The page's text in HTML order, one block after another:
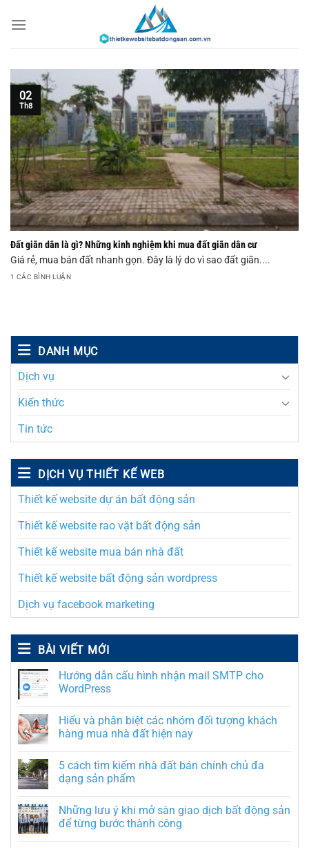
đến
DANH MỤC
Dịch vụ
Kiến thức
Tin tức
DỊCH VỤ THIẾT KẾ WEB
Thiết kế website dự án bất động sản
Thiết kế website rao vặt bất động sản
Thiết kế website mua bán nhà đất
Thiết kế website bất động sản wordpress
Dịch vụ facebook marketing
BÀI VIẾT MỚI
Hướng dẫn cấu hình nhận mail SMTP cho
WordPress
Hiểu và phân biệt các nhóm đối tượng khách
hàng mua nhà đất hiện nay
5 cách tìm kiếm nhà đất bán chính chủ đa
dạng sản phẩm
Những lưu ý khi mở sàn giao dịch bất động sản
để từng bước thành công
Đất giãn dân là gì? Những kinh nghiệm khi mua đất giãn dân cư
Giá rẻ, mua bán đất nhanh gọn. Đây là lý do vì sao đất giãn....
1 CÁC BÌNH LUẬN
02
Th8